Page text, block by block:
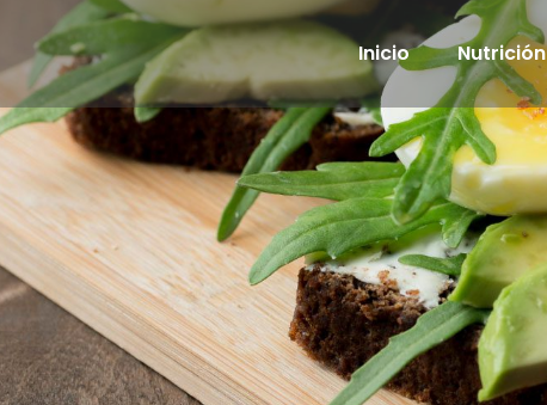
Inicio Nutrición